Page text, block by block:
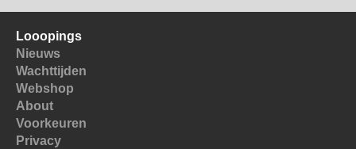
Looopings
Nieuws
Wachttijden
Webshop
About
Voorkeuren
Privacy